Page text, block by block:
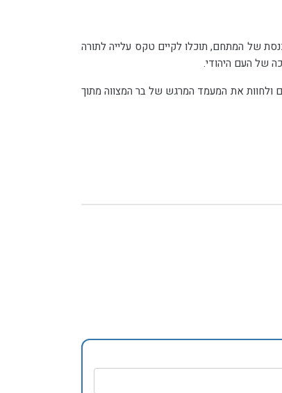
לרשותכם 4 בתי כנסת עתיקים אשר שימשו את הקהילה הספרדית של תושבי הרובע לאורך ההיסטוריה. בכל אחד מבתי הכנסת של המתחם, תוכלו לקיים טקס עלייה לתורה
הרובע ובמתחם ארבעת בתי הכנסת, להיחשף להיסטוריה עתיקת יומין של המקום ולחוות את המעמד המרגש של בר המצווה מתוך